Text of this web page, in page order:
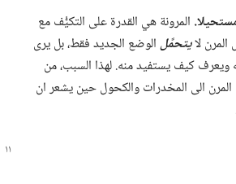
المرونة هي القدرة على التكيُّف مع
لايتحمَّلالوضع الجديد فقط،‏ بل يرى
ويعرف كيف يستفيد منه.‏ لهذا السبب،‏ من
المرن الى المخدرات والكحول حين يشعر ان